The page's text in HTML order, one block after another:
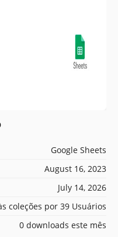
Google Sheets
August 16, 2023
July 14, 2026
coleções por 39 Usuários
0 downloads este mês